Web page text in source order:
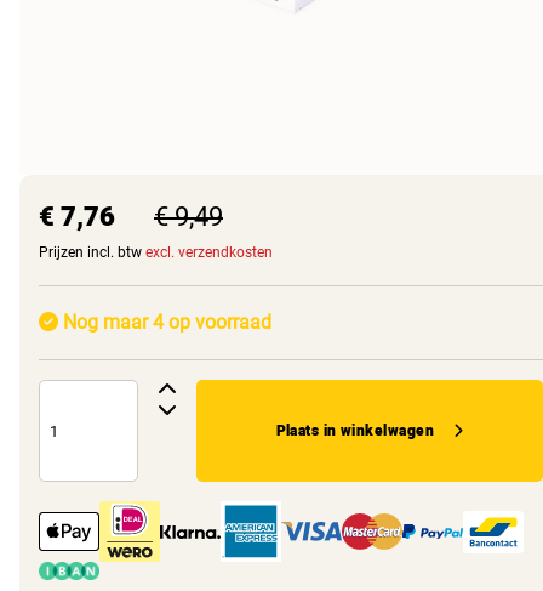
€ 7,76 € 9,49
Prijzen incl. btw excl. verzendkosten
Nog maar 4 op voorraad
Plaats in winkelwagen